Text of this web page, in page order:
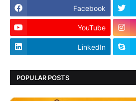
Facebook
YouTube
LinkedIn
POPULAR POSTS